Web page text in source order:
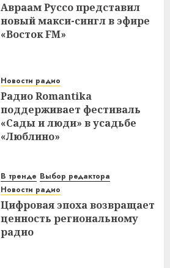
Авраам Руссо представил
новый макси-сингл в эфире
«Восток FM»
Новости радио
Радио Romantika
поддерживает фестиваль
«Сады и люди» в усадьбе
«Люблино»
В тренде Выбор редактора
Новости радио
Цифровая эпоха возвращает
ценность региональному
радио